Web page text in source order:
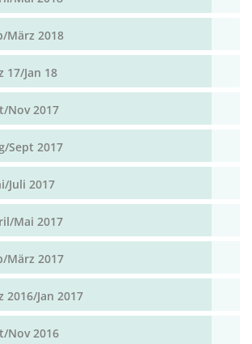
März 2018
17/Jan 18
Nov 2017
Sept 2017
Juli 2017
Mai 2017
März 2017
2016/Jan 2017
Nov 2016